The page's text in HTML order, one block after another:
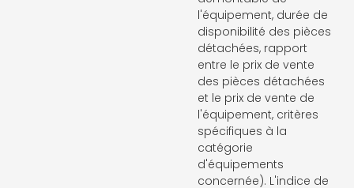
l'équipement, durée de
disponibilité des pièces
détachées, rapport
entre le prix de vente
des pièces détachées
et le prix de vente de
l'équipement, critères
spécifiques à la
catégorie
d'équipements
concernée). L'indice de